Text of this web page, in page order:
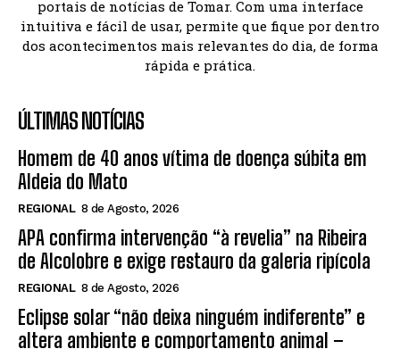
portais de notícias de Tomar. Com uma interface
intuitiva e fácil de usar, permite que fique por dentro
dos acontecimentos mais relevantes do dia, de forma
rápida e prática.
ÚLTIMAS NOTÍCIAS
Homem de 40 anos vítima de doença súbita em
Aldeia do Mato
REGIONAL 8 de Agosto, 2026
APA confirma intervenção “à revelia” na Ribeira
de Alcolobre e exige restauro da galeria ripícola
REGIONAL 8 de Agosto, 2026
Eclipse solar “não deixa ninguém indiferente” e
altera ambiente e comportamento animal –